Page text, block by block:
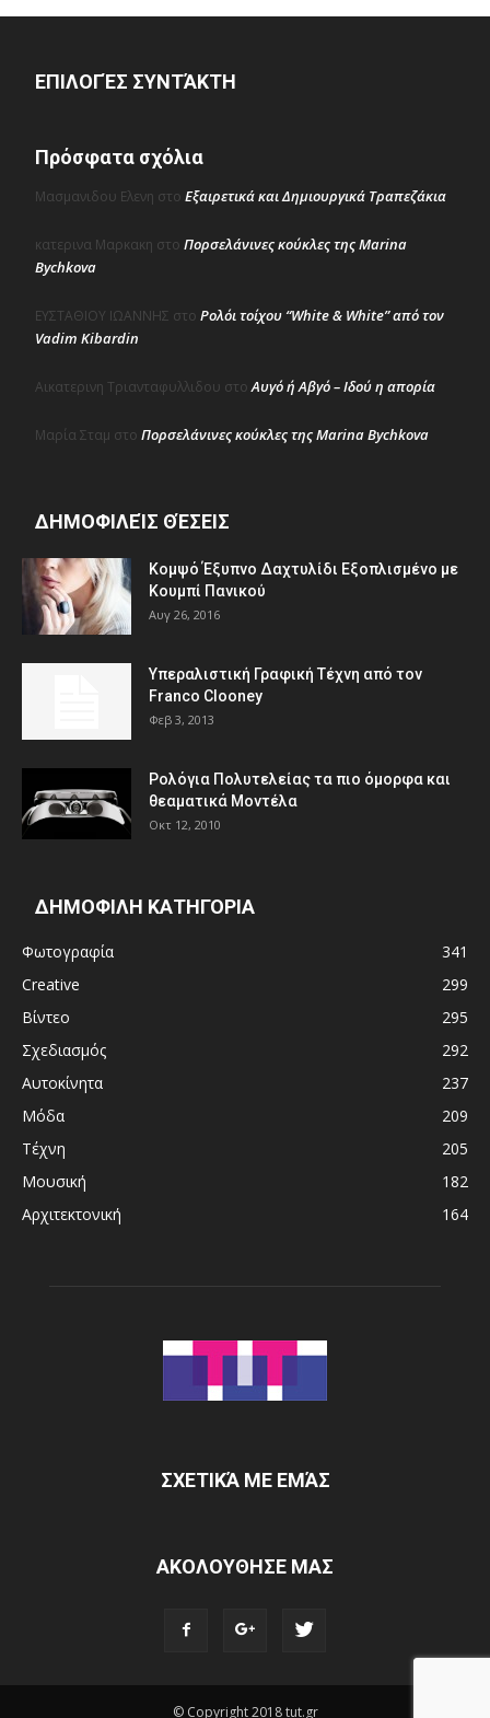
ΕΠΙΛΟΓΈΣ ΣΥΝΤΆΚΤΗ
Πρόσφατα σχόλια
Μασμανιδου Ελενη στο Εξαιρετικά και Δημιουργικά Τραπεζάκια
κατερινα Μαρκακη στο Πορσελάνινες κούκλες της Marina
Bychkova
ΕΥΣΤΑΘΙΟΥ ΙΩΑΝΝΗΣ στο Ρολόι τοίχου “White & White” από τον
Vadim Kibardin
Αικατερινη Τριανταφυλλιδου στοΑυγό ή Αβγό – Ιδού η απορία
Μαρία Σταμ στο Πορσελάνινες κούκλες της Marina Bychkova
ΔΗΜΟΦΙΛΕΊΣ ΘΈΣΕΙΣ
Κομψό Έξυπνο Δαχτυλίδι Εξοπλισμένο με
Κουμπί Πανικού
Αυγ 26, 2016
Υπεραλιστική Γραφική Τέχνη από τον
Franco Clooney
Φεβ 3, 2013
Ρολόγια Πολυτελείας τα πιο όμορφα και
θεαματικά Μοντέλα
Οκτ 12, 2010
ΔΗΜΟΦΙΛΗ ΚΑΤΗΓΟΡΙΑ
Φωτογραφία
341
Creative
299
Βίντεο
295
Σχεδιασμός
292
Αυτοκίνητα
237
Μόδα
209
Τέχνη
205
Μουσική
182
Αρχιτεκτονική
164
ΣΧΕΤΙΚΆ ΜΕ ΕΜΆΣ
ΑΚΟΛΟΥΘΗΣΕ ΜΑΣ
© Copyright 2018 tut.gr